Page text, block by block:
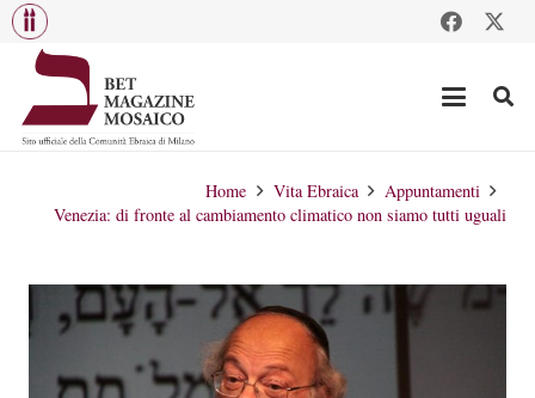
Home Vita Ebraica
Appuntamenti
Venezia: di fronte al cambiamento climatico non siamo tutti uguali